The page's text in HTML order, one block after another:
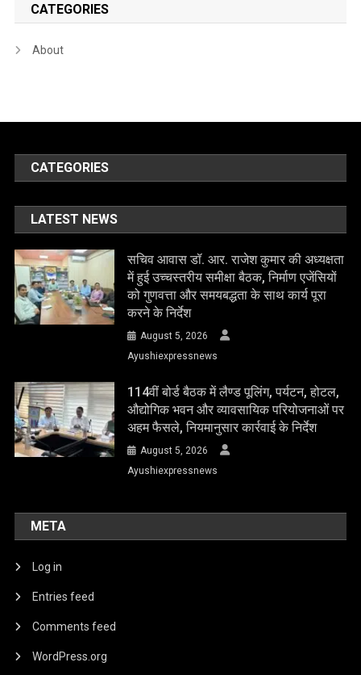
CATEGORIES
About
CATEGORIES
LATEST NEWS
सचिव आवास डॉ. आर. राजेश कुमार की अध्यक्षता
में हुई उच्चस्तरीय समीक्षा बैठक, निर्माण एजेंसियों
को गुणवत्ता और समयबद्धता के साथ कार्य पूरा
करने के निर्देश
August 5, 2026
Ayushiexpressnews
114वीं बोर्ड बैठक में लैण्ड पूलिंग, पर्यटन, होटल,
औद्योगिक भवन और व्यावसायिक परियोजनाओं पर
अहम फैसले, नियमानुसार कार्रवाई के निर्देश
August 5, 2026
Ayushiexpressnews
META
Log in
Entries feed
Comments feed
WordPress.org